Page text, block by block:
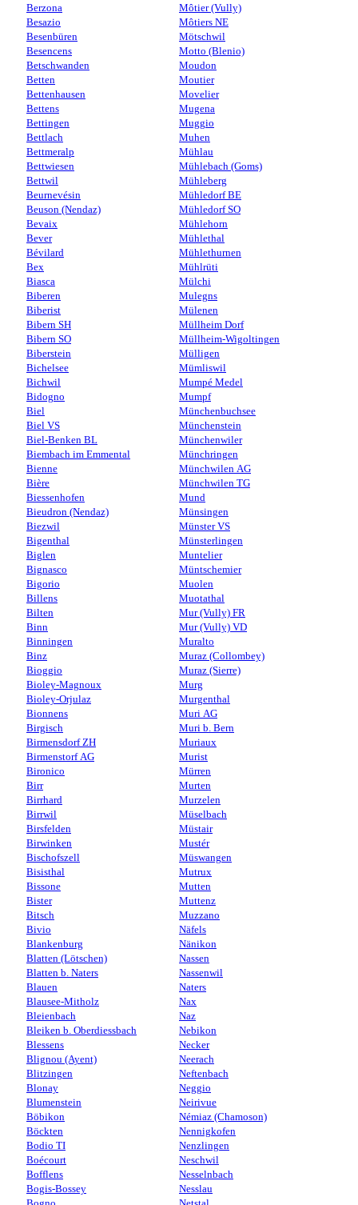
Berzona
Besazio
Besenbüren
Besencens
Betschwanden
Betten
Bettenhausen
Bettens
Bettingen
Bettlach
Bettmeralp
Bettwiesen
Bettwil
Beurnevésin
Beuson (Nendaz)
Bevaix
Bever
Bévilard
Bex
Biasca
Biberen
Biberist
Bibern SH
Bibern SO
Biberstein
Bichelsee
Bichwil
Bidogno
Biel
Biel VS
Biel-Benken BL
Biembach im Emmental
Bienne
Bière
Biessenhofen
Bieudron (Nendaz)
Biezwil
Bigenthal
Biglen
Bignasco
Bigorio
Billens
Bilten
Binn
Binningen
Binz
Bioggio
Bioley-Magnoux
Bioley-Orjulaz
Bionnens
Birgisch
Birmensdorf ZH
Birmenstorf AG
Bironico
Birr
Birrhard
Birrwil
Birsfelden
Birwinken
Bischofszell
Bisisthal
Bissone
Bister
Bitsch
Bivio
Blankenburg
Blatten (Lötschen)
Blatten b. Naters
Blauen
Blausee-Mitholz
Bleienbach
Bleiken b. Oberdiessbach
Blessens
Blignou (Ayent)
Blitzingen
Blonay
Blumenstein
Böbikon
Böckten
Bodio TI
Boécourt
Bofflens
Bogis-Bossey
Môtier (Vully)
Môtiers NE
Mötschwil
Motto (Blenio)
Moudon
Moutier
Movelier
Mugena
Muggio
Muhen
Mühlau
Mühlebach (Goms)
Mühleberg
Mühledorf BE
Mühledorf SO
Mühlehorn
Mühlethal
Mühlethurnen
Mühlrüti
Mülchi
Mulegns
Mülenen
Müllheim Dorf
Müllheim-Wigoltingen
Mülligen
Mümliswil
Mumpé Medel
Mumpf
Münchenbuchsee
Münchenstein
Münchenwiler
Münchringen
Münchwilen AG
Münchwilen TG
Mund
Münsingen
Münster VS
Münsterlingen
Muntelier
Müntschemier
Muolen
Muotathal
Mur (Vully) FR
Mur (Vully) VD
Muralto
Muraz (Collombey)
Muraz (Sierre)
Murg
Murgenthal
Muri AG
Muri b. Bern
Muriaux
Murist
Mürren
Murten
Murzelen
Müselbach
Müstair
Mustér
Müswangen
Mutrux
Mutten
Muttenz
Muzzano
Näfels
Nänikon
Nassen
Nassenwil
Naters
Nax
Naz
Nebikon
Necker
Neerach
Neftenbach
Neggio
Neirivue
Némiaz (Chamoson)
Nennigkofen
Nenzlingen
Neschwil
Nesselnbach
Nesslau